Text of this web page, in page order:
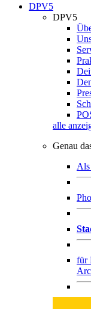
DPV5
DPV5
alle
Genau
Als
für